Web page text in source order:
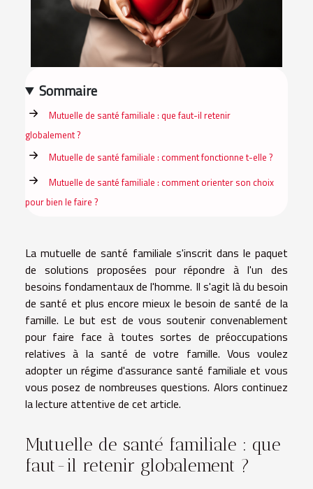
Sommaire
Mutuelle de santé familiale : que faut-il retenir
globalement ?
Mutuelle de santé familiale : comment fonctionne t-elle ?
Mutuelle de santé familiale : comment orienter son choix
pour bien le faire ?
La mutuelle de santé familiale s'inscrit dans le paquet
de solutions proposées pour répondre à l'un des
besoins fondamentaux de l'homme. Il s'agit là du besoin
de santé et plus encore mieux le besoin de santé de la
famille. Le but est de vous soutenir convenablement
pour faire face à toutes sortes de préoccupations
relatives à la santé de votre famille. Vous voulez
adopter un régime d'assurance santé familiale et vous
vous posez de nombreuses questions. Alors continuez
la lecture attentive de cet article.
Mutuelle de santé familiale : que
faut-il retenir globalement ?